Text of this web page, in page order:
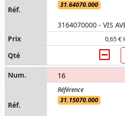
31.64070.000
3164070000 - VIS
0,65 €
16
31.15070.000